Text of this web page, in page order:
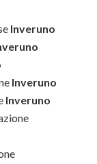
Inveruno
Inveruno
Inveruno